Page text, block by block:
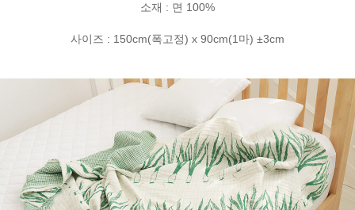
소재 : 면 100%
사이즈 : 150cm(폭고정) x 90cm(1마) ±3cm